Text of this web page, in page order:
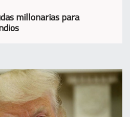
millonarias para